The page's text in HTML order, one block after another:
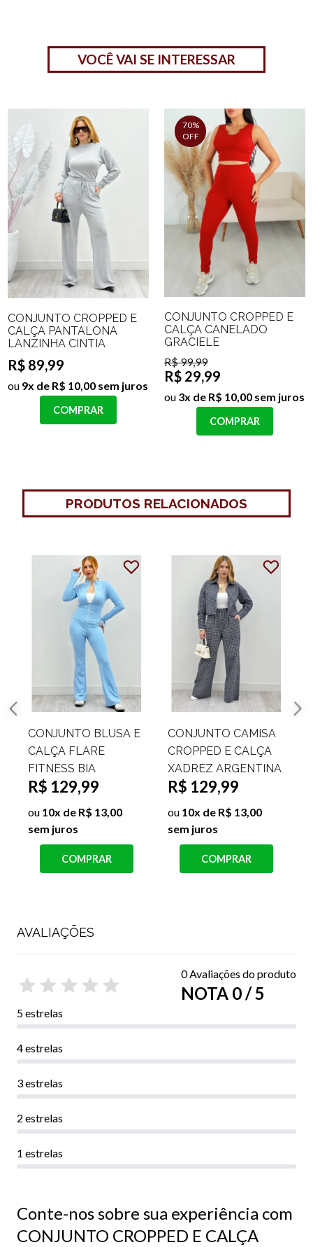
VOCÊ VAI SE INTERESSAR
CONJUNTO CROPPED E
CALÇA PANTALONA
LANZINHA CINTIA
R$ 89,99
ou 9x de R$ 10,00 sem juros
COMPRAR
70%
OFF
CONJUNTO CROPPED E
CALÇA CANELADO
GRACIELE
R$ 99,99
R$ 29,99
ou 3x de R$ 10,00 sem juros
COMPRAR
PRODUTOS RELACIONADOS
CONJUNTO BLUSA E
CALÇA FLARE
FITNESS BIA
R$ 129,99
ou 10x de R$ 13,00
sem juros
COMPRAR
CONJUNTO CAMISA
CROPPED E CALÇA
XADREZ ARGENTINA
R$ 129,99
ou 10x de R$ 13,00
sem juros
COMPRAR
AVALIAÇÕES
0 Avaliações do produto
NOTA 0 / 5
5 estrelas
4 estrelas
3 estrelas
2 estrelas
1 estrelas
Conte-nos sobre sua experiência com
CONJUNTO CROPPED E CALÇA